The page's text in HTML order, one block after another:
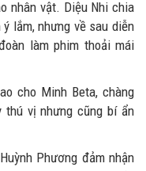
nhân vật. Diệu Nhi chia
lắm, nhưng về sau diễn
làm phim thoải mái
cho Minh Beta, chàng
thú vị nhưng cũng bí ẩn
Phương đảm nhận